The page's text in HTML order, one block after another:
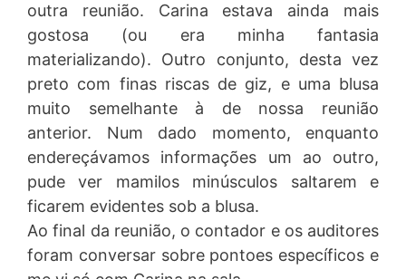
outra reunião. Carina estava ainda mais
gostosa (ou era minha fantasia
materializando). Outro conjunto, desta vez
preto com finas riscas de giz, e uma blusa
muito semelhante à de nossa reunião
anterior. Num dado momento, enquanto
endereçávamos informações um ao outro,
pude ver mamilos minúsculos saltarem e
ficarem evidentes sob a blusa.
Ao final da reunião, o contador e os auditores
foram conversar sobre pontoes específicos e